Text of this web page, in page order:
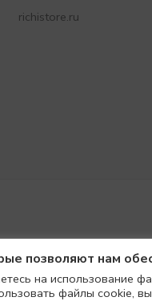
richistore.ru
позволяют нам
на использование
файлы cookie,